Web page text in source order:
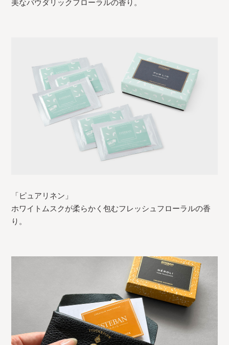
美なパウダリックフローラルの香り。
「ピュアリネン」
ホワイトムスクが柔らかく包むフレッシュフローラルの香
り。